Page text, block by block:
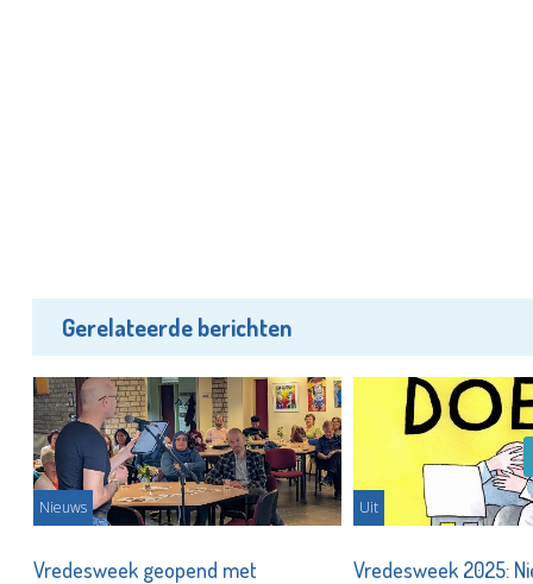
Gerelateerde berichten
Nieuws
Vredesweek geopend met
Uit
Vredesweek 2025: